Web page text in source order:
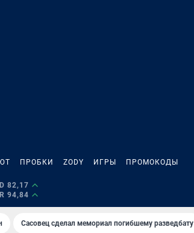
ПРОБКИ ZODY ИГРЫ ПРОМОКОДЫ
82,17
94,84
Сасовец сделал мемориал погибшему разведбату